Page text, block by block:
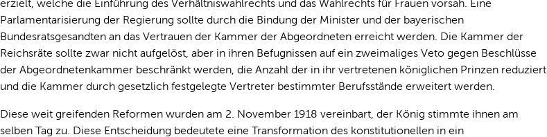
erzielt, welche die Einführung des Verhältniswahlrechts und das Wahlrechts für Frauen vorsah. Eine
Parlamentarisierung der Regierung sollte durch die Bindung der Minister und der bayerischen
Bundesratsgesandten an das Vertrauen der Kammer der Abgeordneten erreicht werden. Die Kammer der
Reichsräte sollte zwar nicht aufgelöst, aber in ihren Befugnissen auf ein zweimaliges Veto gegen Beschlüsse
der Abgeordnetenkammer beschränkt werden, die Anzahl der in ihr vertretenen königlichen Prinzen reduziert
und die Kammer durch gesetzlich festgelegte Vertreter bestimmter Berufsstände erweitert werden.
Diese weit greifenden Reformen wurden am 2. November 1918 vereinbart, der König stimmte ihnen am
selben Tag zu. Diese Entscheidung bedeutete eine Transformation des konstitutionellen in ein